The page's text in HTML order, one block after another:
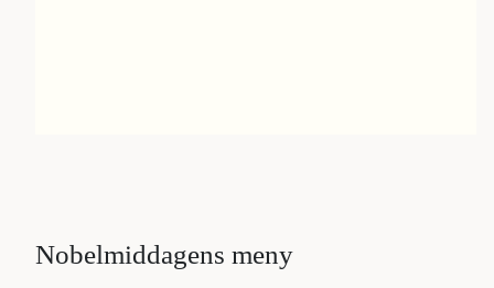
Nobelmiddagens meny